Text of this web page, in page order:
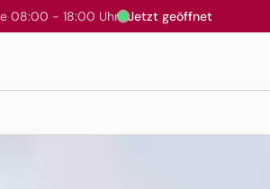
08:00 - 18:00 Uhr Jetzt geöffnet